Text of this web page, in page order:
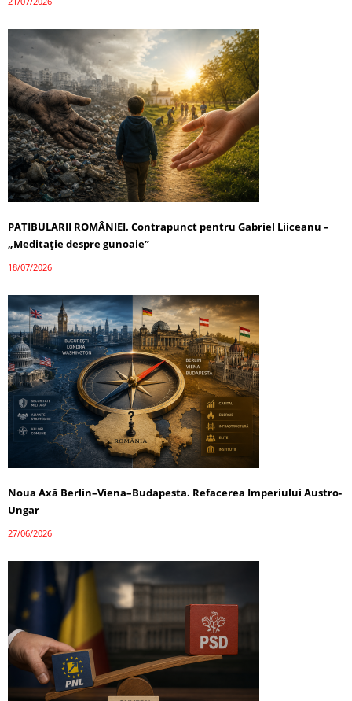
PATIBULARII ROMÂNIEI. Contrapunct pentru Gabriel Liiceanu –
„Meditație despre gunoaie”
18/07/2026
Noua Axă Berlin–Viena–Budapesta. Refacerea Imperiului Austro-
Ungar
27/06/2026